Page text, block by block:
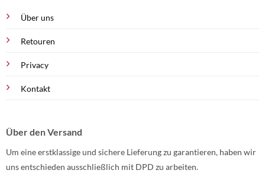
Über uns
Retouren
Privacy
Kontakt
Über den Versand
Um eine erstklassige und sichere Lieferung zu garantieren, haben wir
uns entschieden ausschließlich mit DPD zu arbeiten.